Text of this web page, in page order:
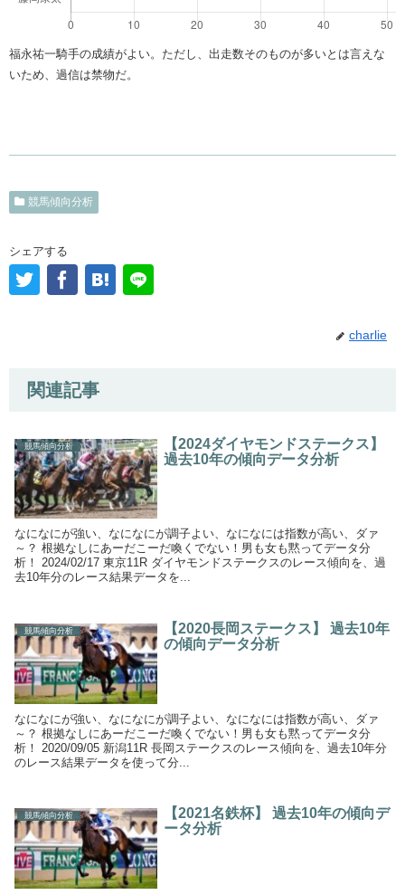
福永祐一騎手の成績がよい。ただし、出走数そのものが多いとは言えな
いため、過信は禁物だ。
競馬傾向分析
シェアする
charlie
関連記事
競馬傾向分析
【2024ダイヤモンドステークス】
過去10年の傾向データ分析
なになにが強い、なになにが調子よい、なになには指数が高い、ダァ
～？ 根拠なしにあーだこーだ喚くでない！男も女も黙ってデータ分
析！ 2024/02/17 東京11R ダイヤモンドステークスのレース傾向を、過
去10年分のレース結果データを...
競馬傾向分析
【2020長岡ステークス】 過去10年
の傾向データ分析
なになにが強い、なになにが調子よい、なになには指数が高い、ダァ
～？ 根拠なしにあーだこーだ喚くでない！男も女も黙ってデータ分
析！ 2020/09/05 新潟11R 長岡ステークスのレース傾向を、過去10年分
のレース結果データを使って分...
競馬傾向分析
【2021名鉄杯】 過去10年の傾向デ
ータ分析